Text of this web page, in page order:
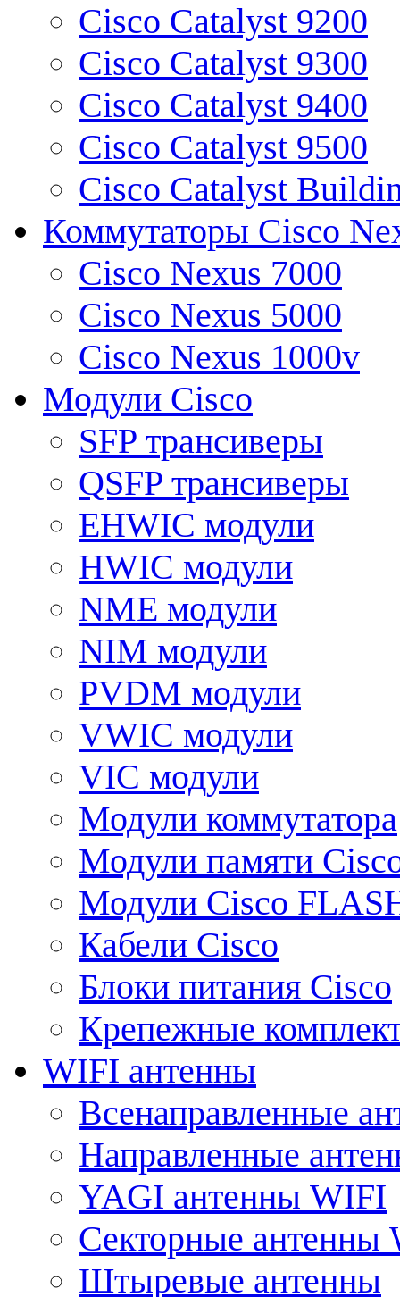
Cisco Catalyst 9200
Cisco Catalyst 9300
Cisco Catalyst 9400
Cisco Catalyst 9500
Cisco Catalyst
Коммутаторы Cisco
Cisco Nexus 7000
Cisco Nexus 5000
Cisco Nexus 1000v
Модули Cisco
SFP трансиверы
QSFP трансиверы
EHWIC модули
HWIC модули
NME модули
NIM модули
PVDM модули
VWIC модули
VIC модули
Модули коммутатора
Модули памяти
Модули Cisco
Кабели Cisco
Блоки питания Cisco
Крепежные
WIFI антенны
Всенаправленные
Направленные
YAGI антенны WIFI
Секторные антенны
Штыревые антенны